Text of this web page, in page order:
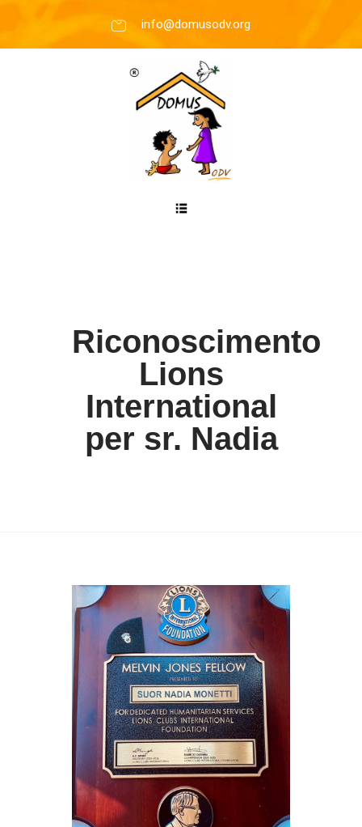
info@domusodv.org
Riconoscimento
Lions
International
per sr. Nadia